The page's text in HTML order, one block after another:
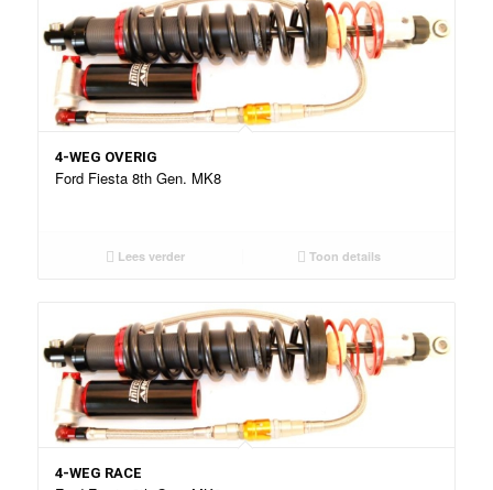
4-WEG OVERIG
Ford Fiesta 8th Gen. MK8
Lees verder Toon details
4-WEG RACE